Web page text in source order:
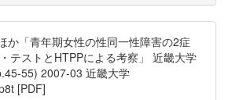
か「青年期女性の性同一性障害の2症
テストとHTPPによる考察」 近畿大学
55) 2007-03 近畿大学
[PDF]